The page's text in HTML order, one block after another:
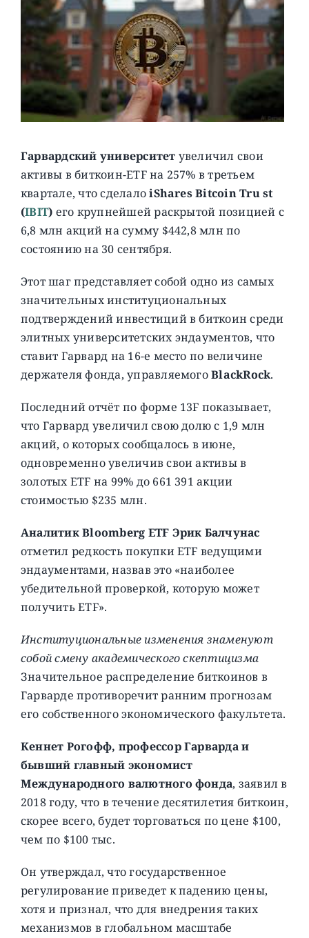
Гарвардский университет увеличил свои
активы в биткоин-ETF на 257% в третьем
квартале, что сделалоiShares Bitcoin Tru st
(IBIT) его крупнейшей раскрытой позицией с
6,8 млн акций на сумму $442,8 млн по
состоянию на 30 сентября.
Этот шаг представляет собой одно из самых
значительных институциональных
подтверждений инвестиций в биткоин среди
элитных университетских эндаументов, что
ставит Гарвард на 16-е место по величине
держателя фонда, управляемогоBlackRock.
Последний отчёт по форме 13F показывает,
что Гарвард увеличил свою долю с 1,9 млн
акций, о которых сообщалось в июне,
одновременно увеличив свои активы в
золотых ETF на 99% до 661 391 акции
стоимостью $235 млн.
Аналитик Bloomberg ETF Эрик Балчунас
отметил редкость покупки ETF ведущими
эндаументами, назвав это «наиболее
убедительной проверкой, которую может
получить ETF».
Институциональные изменения знаменуют
собой смену академического скептицизма
Значительное распределение биткоинов в
Гарварде противоречит ранним прогнозам
его собственного экономического факультета.
Кеннет Рогофф, профессор Гарварда и
бывший главный экономист
Международного валютного фонда, заявил в
2018 году, что в течение десятилетия биткоин,
скорее всего, будет торговаться по цене $100,
чем по $100 тыс.
Он утверждал, что государственное
регулирование приведет к падению цены,
хотя и признал, что для внедрения таких
механизмов в глобальном масштабе